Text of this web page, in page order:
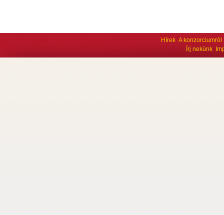
Hírek A konzorciumról
Írj nekünk